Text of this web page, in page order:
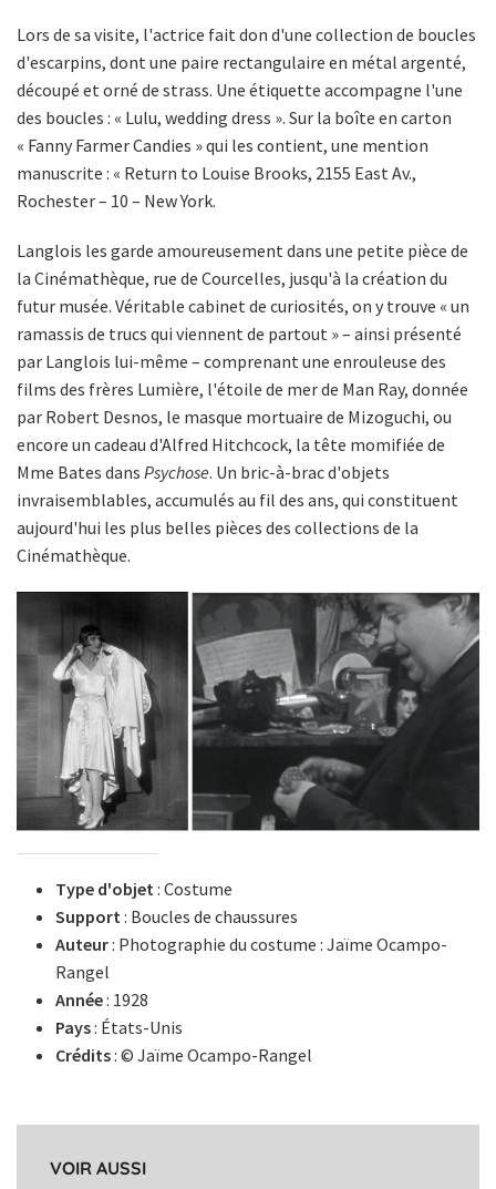
Lors de sa visite, l'actrice fait don d'une collection de boucles
d'escarpins, dont une paire rectangulaire en métal argenté,
découpé et orné de strass. Une étiquette accompagne l'une
des boucles : « Lulu, wedding dress ». Sur la boîte en carton
« Fanny Farmer Candies » qui les contient, une mention
manuscrite : « Return to Louise Brooks, 2155 East Av.,
Rochester – 10 – New York.
Langlois les garde amoureusement dans une petite pièce de
la Cinémathèque, rue de Courcelles, jusqu'à la création du
futur musée. Véritable cabinet de curiosités, on y trouve « un
ramassis de trucs qui viennent de partout » – ainsi présenté
par Langlois lui-même – comprenant une enrouleuse des
films des frères Lumière, l'étoile de mer de Man Ray, donnée
par Robert Desnos, le masque mortuaire de Mizoguchi, ou
encore un cadeau d'Alfred Hitchcock, la tête momifiée de
Mme Bates dans Psychose. Un bric-à-brac d'objets
invraisemblables, accumulés au fil des ans, qui constituent
aujourd'hui les plus belles pièces des collections de la
Cinémathèque.
Type d'objet: Costume
Support: Boucles de chaussures
Auteur: Photographie du costume : Jaïme Ocampo-
Rangel
Année: 1928
Pays: États-Unis
Crédits: © Jaïme Ocampo-Rangel
VOIR AUSSI